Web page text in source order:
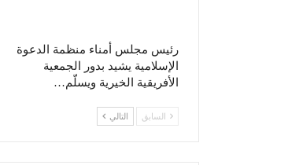
رئيس مجلس أمناء منظمة الدعوة
الإسلامية يشيد بدور الجمعية
الأفريقية الخيرية ويسلّم…
السابق التالي